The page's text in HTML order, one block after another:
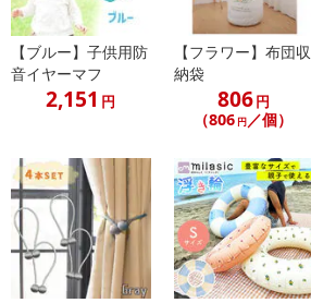
【ブルー】子供用防
音イヤーマフ
2,151 円
【フラワー】布団収
納袋
806円
（806 円／個）